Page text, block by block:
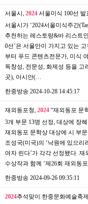
서울시, 2024 서울미식 100선 발
서울시가 ‘2024서울미식주간
추천하는 레스토랑&바 리스트
0선’은 서울만이 가지고 있는
부터 푸드 콘텐츠전문가, 미식
독창성, 전문성, 화제성 등을 고
곳), 아시안(…
한중방송 2024-10-28 14:45:17
재외동포청, 2024 “재외동포 문
3개 부문 13명 선정, 대상에 장
재외동포 문학상 대상에 시 부
조성국(미국)의 ‘낙원에 있으
여자 린다’가 각각 선정됐다.
수상작과 함께 ‘제26회 재외동
한중방송 2024-09-26 09:35:11
2024추석맞이 한중문화예술축